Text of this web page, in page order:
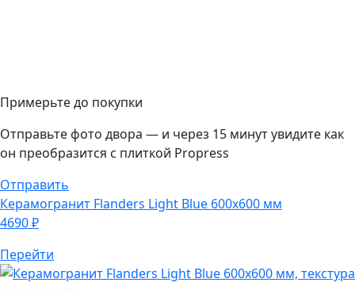
Примерьте до покупки
Отправьте фото двора — и через 15 минут увидите как
он преобразится с плиткой Propress
Отправить
Керамогранит Flanders Light Blue 600х600 мм
4690₽
Перейти